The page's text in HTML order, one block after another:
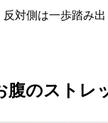
反対側は一歩踏み
腹のストレ